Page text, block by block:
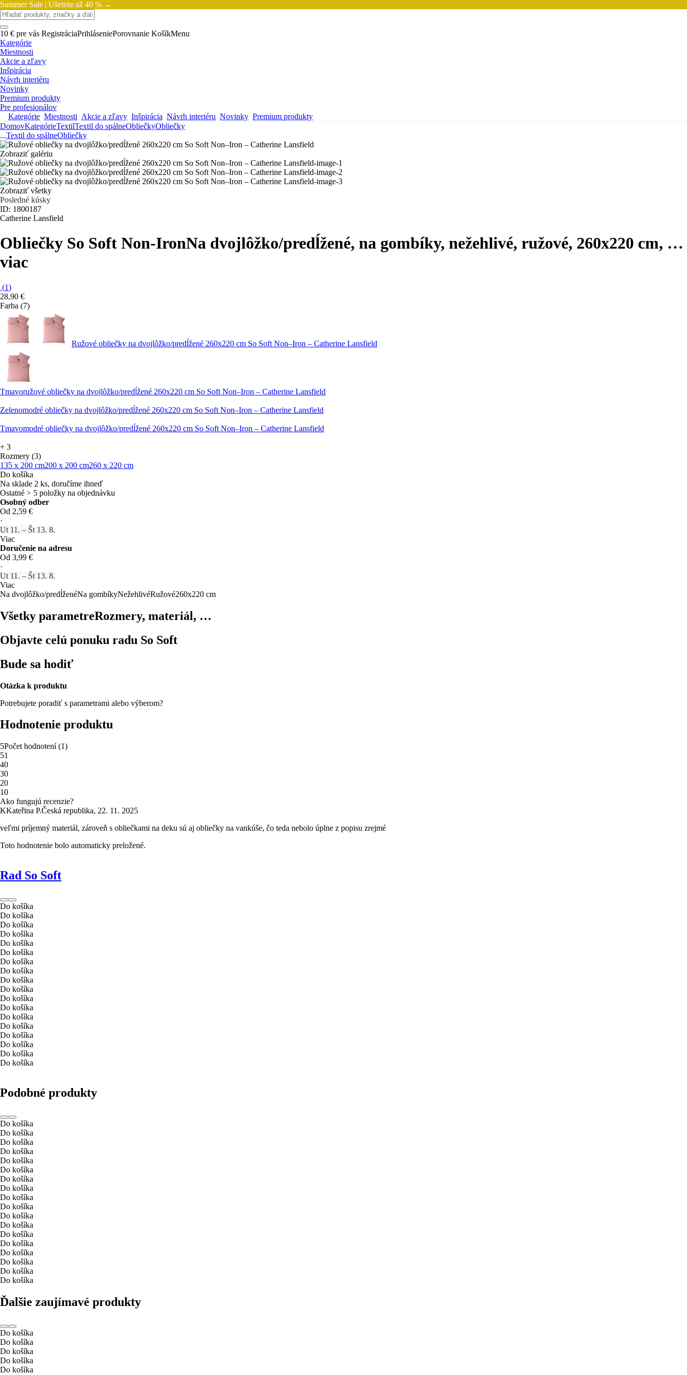
Summer Sale | Ušetrite až 40 % →
10 € pre vás RegistráciaPrihláseniePorovnanie KošíkMenu
Kategórie
Miestnosti
Akcie a zľavy
Inšpirácia
Návrh interiéru
Novinky
Premium produkty
Pre profesionálov
Kategórie Miestnosti Akcie a zľavy Inšpirácia Návrh interiéru Novinky Premium produkty
DomovKategórieTextilTextil do spálneObliečkyObliečky
...Textil do spálneObliečky
Zobraziť galériu
Zobraziť všetky
Posledné kúsky
ID: 1800187
Catherine Lansfield
Obliečky So Soft Non-IronNa dvojlôžko/predĺžené, na gombíky, nežehlivé, ružové, 260x220 cm, …
viac
(1)
28,90 €
Farba (7)
Ružové obliečky na dvojlôžko/predĺžené 260x220 cm So Soft Non–Iron – Catherine Lansfield
Tmavoružové obliečky na dvojlôžko/predĺžené 260x220 cm So Soft Non–Iron – Catherine Lansfield
Zelenomodré obliečky na dvojlôžko/predĺžené 260x220 cm So Soft Non–Iron – Catherine Lansfield
Tmavomodré obliečky na dvojlôžko/predĺžené 260x220 cm So Soft Non–Iron – Catherine Lansfield
+ 3
Rozmery (3)
135 x 200 cm200 x 200 cm260 x 220 cm
Do košíka
Na sklade 2 ks, doručíme ihneď
Ostatné > 5 položky na objednávku
Osobný odber
Od 2,59 €
·
Ut 11. – Št 13. 8.
Viac
Doručenie na adresu
Od 3,99 €
·
Ut 11. – Št 13. 8.
Viac
Na dvojlôžko/predĺženéNa gombíkyNežehlivéRužové260x220 cm
Všetky parametreRozmery, materiál, …
Objavte celú ponuku radu So Soft
Bude sa hodiť
Otázka k produktu
Potrebujete poradiť s parametrami alebo výberom?
Hodnotenie produktu
5Počet hodnotení(1)
51
40
30
20
10
Ako fungujú recenzie?
KKateřina P.Česká republika, 22. 11. 2025
veľmi príjemný materiál, zároveň s obliečkami na deku sú aj obliečky na vankúše, čo teda nebolo úplne z popisu zrejmé
Toto hodnotenie bolo automaticky preložené.
Rad So Soft
Do košíka
Do košíka
Do košíka
Do košíka
Do košíka
Do košíka
Do košíka
Do košíka
Do košíka
Do košíka
Do košíka
Do košíka
Do košíka
Do košíka
Do košíka
Do košíka
Do košíka
Do košíka
Podobné produkty
Do košíka
Do košíka
Do košíka
Do košíka
Do košíka
Do košíka
Do košíka
Do košíka
Do košíka
Do košíka
Do košíka
Do košíka
Do košíka
Do košíka
Do košíka
Do košíka
Do košíka
Do košíka
Ďalšie zaujímavé produkty
Do košíka
Do košíka
Do košíka
Do košíka
Do košíka